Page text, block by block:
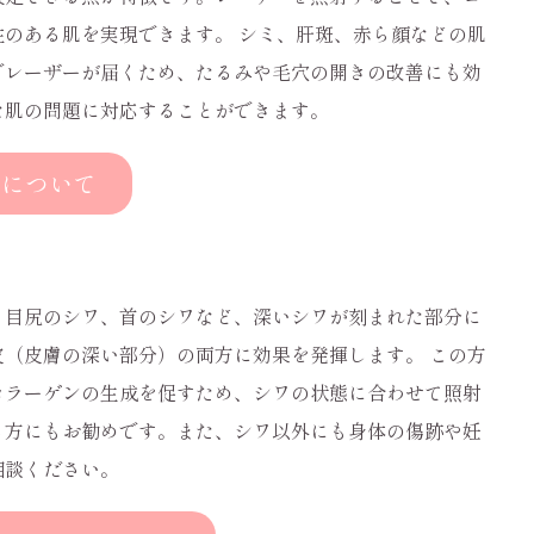
ある肌を実現できます。 シミ、肝斑、赤ら顔などの肌
ーザーが届くため、たるみや毛穴の開きの改善にも効
の問題に対応することができます。
ついて
尻のシワ、首のシワなど、深いシワが刻まれた部分に
皮膚の深い部分）の両方に効果を発揮します。 この方
ーゲンの生成を促すため、シワの状態に合わせて照射
にもお勧めです。また、シワ以外にも身体の傷跡や妊
ください。